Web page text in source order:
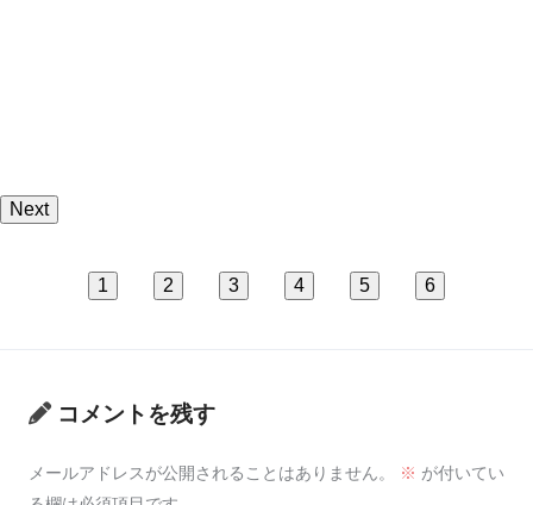
Next
1 2 3 4 5 6
コメントを残す
メールアドレスが公開されることはありません。 ※ が付いてい